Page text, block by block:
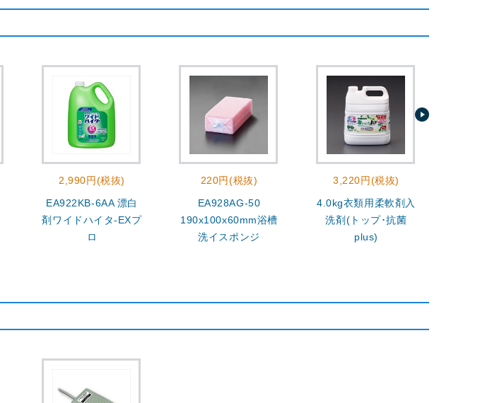
2,990円(税抜)
EA922KB-6AA 漂白
剤ワイドハイタ-EXプ
ロ
220円(税抜)
EA928AG-50
190x100x60mm浴槽
洗イスポンジ
3,220円(税抜)
4.0kg衣類用柔軟剤入
洗剤(トップ･抗菌
plus)